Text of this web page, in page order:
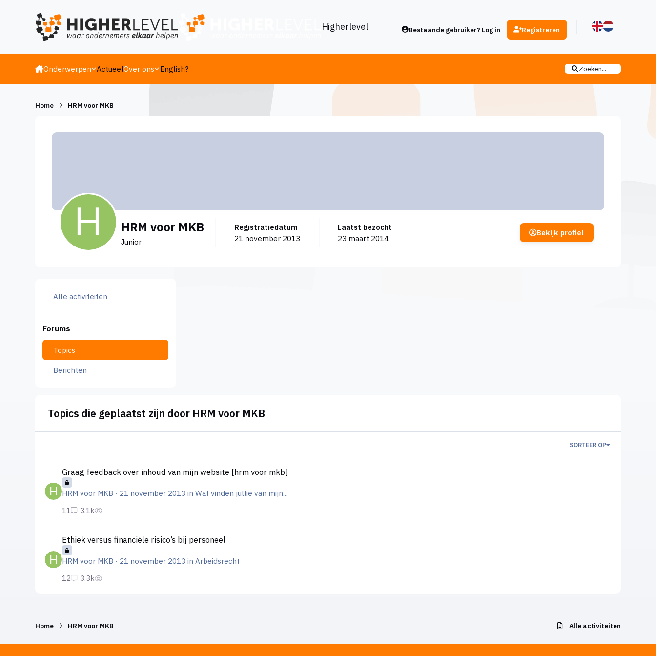
Higherlevel Bestaande gebruiker? Log in Registreren
Onderwerpen ActueelOver ons English? Zoeken...
Home HRM voor MKB
HRM voor MKB
Junior
Registratiedatum
21 november 2013
Laatst bezocht
23 maart 2014
Bekijk profiel
Alle activiteiten
Forums
Topics
Berichten
Topics die geplaatst zijn door HRM voor MKB
SORTEER OP
Graag feedback over inhoud van mijn website [hrm voor mkb]
HRM voor MKB · 21 november 2013 in Wat vinden jullie van mijn...
Ethiek versus financiële risico’s bij personeel
HRM voor MKB · 21 november 2013 in Arbeidsrecht
Home HRM voor MKB Alle activiteiten